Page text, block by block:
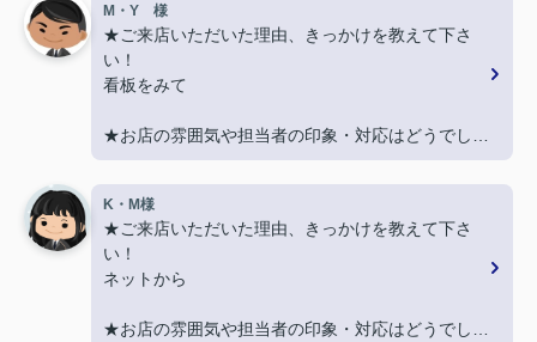
M・Y 様
★ご来店いただいた理由、きっかけを教えて下さ
い！
看板をみて
★お店の雰囲気や担当者の印象・対応はどうでした
か？
親切に対応いただき良かったです！
★担当者、または当店に一言お願い致します！
契約まで色々とご対応いただきありがとうございま
した！
K・M様
★ご来店いただいた理由、きっかけを教えて下さ
い！
ネットから
★お店の雰囲気や担当者の印象・対応はどうでした